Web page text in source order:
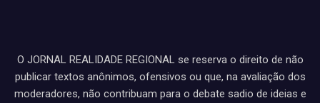
O JORNAL REALIDADE REGIONAL se reserva o direito de não
publicar textos anônimos, ofensivos ou que, na avaliação dos
moderadores, não contribuam para o debate sadio de ideias e